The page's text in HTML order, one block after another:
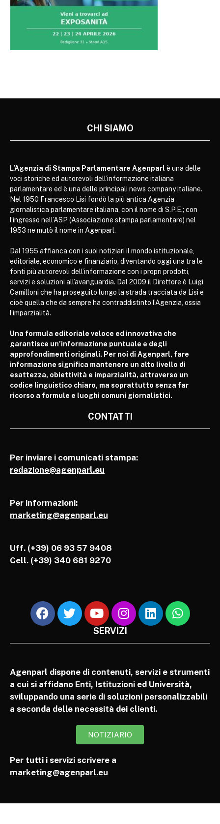
CHI SIAMO
L’Agenzia di Stampa Parlamentare Agenparl è una delle
voci storiche ed autorevoli dell’informazione italiana
parlamentare ed è una delle principali news company italiane.
Nel 1950 Francesco Lisi fondò la più antica Agenzia
giornalistica parlamentare italiana, con il nome di S.P.E.; con
l’ingresso nell’ASP (Associazione stampa parlamentare) nel
1953 ne mutò il nome in Agenparl.
Dal 1955 affianca con i suoi notiziari il mondo istituzionale,
editoriale, economico e finanziario, diventando oggi una tra le
fonti più autorevoli dell’informazione con i propri prodotti,
servizi e soluzioni all’avanguardia. Dal 2009 il Direttore è Luigi
Camilloni che ha proseguito lungo la strada tracciata da Lisi e
cioè quella che da sempre ha contraddistinto l’Agenzia, ossia
l’imparzialità.
Una formula editoriale veloce ed innovativa che
garantisce un’informazione puntuale e degli
approfondimenti originali. Per noi di Agenparl, fare
informazione significa mantenere un alto livello di
esattezza, obiettività e imparzialità, attraverso un
codice linguistico chiaro, ma soprattutto senza far
ricorso a formule e luoghi comuni giornalistici.
CONTATTI
Per inviare i comunicati stampa:
redazione@agenparl.eu
Per informazioni:
marketing@agenparl.eu
Uff. (+39) 06 93 57 9408
Cell. (+39) 340 681 9270
SERVIZI
Agenparl dispone di contenuti, servizi e strumenti
a cui si affidano Enti, Istituzioni ed Università,
sviluppando una serie di soluzioni personalizzabili
a seconda delle necessità dei clienti.
NOTIZIARIO
Per tutti i servizi scrivere a
marketing@agenparl.eu